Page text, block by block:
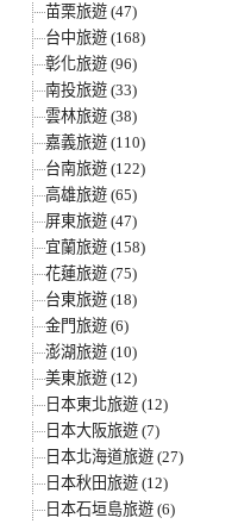
苗栗旅遊 (47)
台中旅遊 (168)
彰化旅遊 (96)
南投旅遊 (33)
雲林旅遊 (38)
嘉義旅遊 (110)
台南旅遊 (122)
高雄旅遊 (65)
屏東旅遊 (47)
宜蘭旅遊 (158)
花蓮旅遊 (75)
台東旅遊 (18)
金門旅遊 (6)
澎湖旅遊 (10)
美東旅遊 (12)
日本東北旅遊 (12)
日本大阪旅遊 (7)
日本北海道旅遊 (27)
日本秋田旅遊 (12)
日本石垣島旅遊 (6)